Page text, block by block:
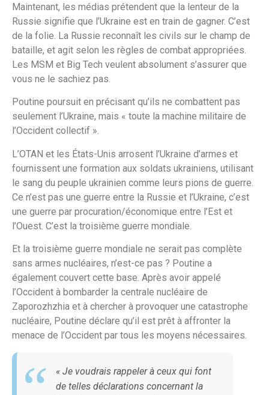
Maintenant, les médias prétendent que la lenteur de la
Russie signifie que l’Ukraine est en train de gagner. C’est
de la folie. La Russie reconnaît les civils sur le champ de
bataille, et agit selon les règles de combat appropriées.
Les MSM et Big Tech veulent absolument s’assurer que
vous ne le sachiez pas.
Poutine poursuit en précisant qu’ils ne combattent pas
seulement l’Ukraine, mais « toute la machine militaire de
l’Occident collectif ».
L’OTAN et les États-Unis arrosent l’Ukraine d’armes et
fournissent une formation aux soldats ukrainiens, utilisant
le sang du peuple ukrainien comme leurs pions de guerre.
Ce n’est pas une guerre entre la Russie et l’Ukraine, c’est
une guerre par procuration/économique entre l’Est et
l’Ouest. C’est la troisième guerre mondiale.
Et la troisième guerre mondiale ne serait pas complète
sans armes nucléaires, n’est-ce pas ? Poutine a
également couvert cette base. Après avoir appelé
l’Occident à bombarder la centrale nucléaire de
Zaporozhzhia et à chercher à provoquer une catastrophe
nucléaire, Poutine déclare qu’il est prêt à affronter la
menace de l’Occident par tous les moyens nécessaires.
« Je voudrais rappeler à ceux qui font
de telles déclarations concernant la